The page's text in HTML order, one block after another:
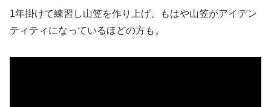
1年掛けて練習し山笠を作り上げ、もはや山笠がアイデン
ティティになっているほどの方も。